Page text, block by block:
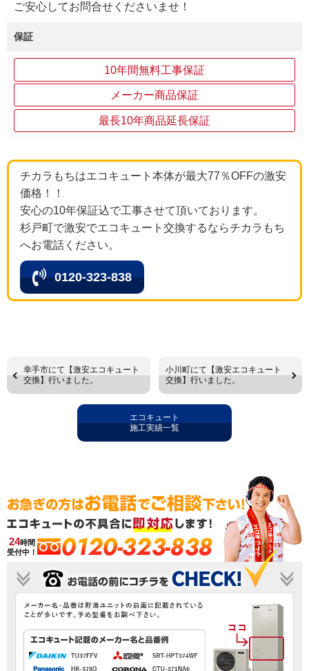
ご安心してお問合せくださいませ！
保証
10年間無料工事保証
メーカー商品保証
最長10年商品延長保証
チカラもちはエコキュート本体が最大77％OFFの激安
価格！！
安心の10年保証込で工事させて頂いております。
杉戸町で激安でエコキュート交換するならチカラもち
へお電話ください。
0120-323-838
幸手市にて【激安エコキュート
交換】行いました。
小川町にて【激安エコキュート
交換】行いました。
エコキュート
施工実績一覧
24時間
受付中！
0120-323-838